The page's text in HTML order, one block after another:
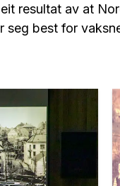
resultat av at
seg best for